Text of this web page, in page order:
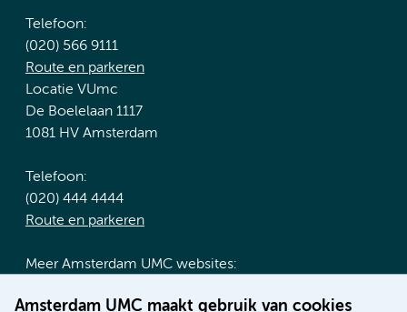
Amsterdam UMC maakt gebruik van cookies
Telefoon:
(020) 566 9111
Route en parkeren
Locatie VUmc
De Boelelaan 1117
1081 HV Amsterdam
Telefoon:
(020) 444 4444
Route en parkeren
Meer Amsterdam UMC websites:
Werken bij Amsterdam UMC